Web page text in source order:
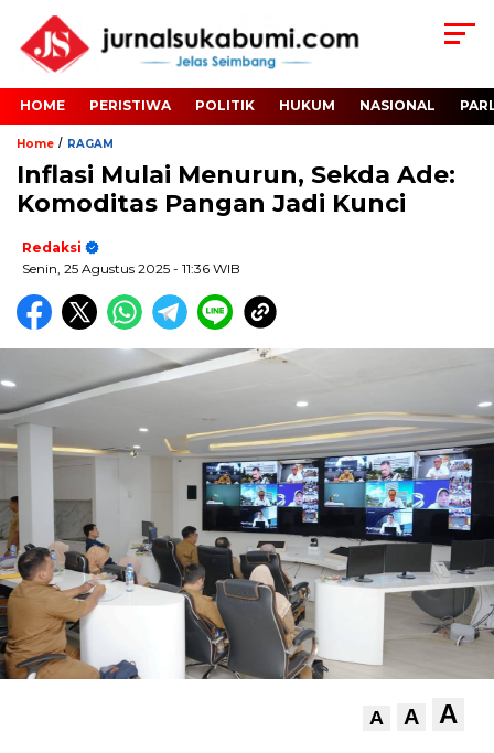
HOME PERISTIWA POLITIK HUKUM NASIONAL
Home / RAGAM
Inflasi Mulai Menurun, Sekda Ade:
Komoditas Pangan Jadi Kunci
Redaksi
Senin, 25 Agustus 2025 - 11:36 WIB
A A A